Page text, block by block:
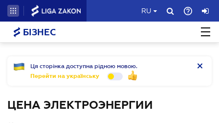
RU
БІЗНЕС
Ця сторінка доступна рідною мовою.
Перейти на українську
ЦЕНА ЭЛЕКТРОЭНЕРГИИ